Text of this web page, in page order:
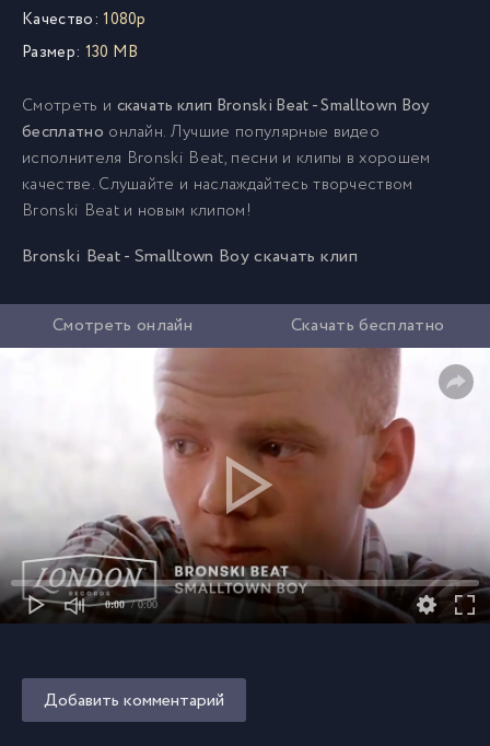
Качество: 1080p
Размер: 130 MB
Смотреть и скачать клип Bronski Beat - Smalltown Boy
бесплатно онлайн. Лучшие популярные видео
исполнителя Bronski Beat, песни и клипы в хорошем
качестве. Слушайте и наслаждайтесь творчеством
Bronski Beat и новым клипом!
Bronski Beat - Smalltown Boy скачать клип
Смотреть онлайн Скачать бесплатно
0:00 / 0:00
Добавить комментарий